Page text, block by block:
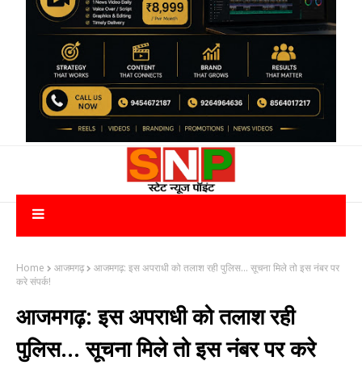
Home आजमगढ़
आजमगढ़: इस अपराधी को तलाश रही पुलिस... सूचना मिले तो इस नंबर पर
करे संपर्क!
आजमगढ़: इस अपराधी को तलाश रही
पुलिस... सूचना मिले तो इस नंबर पर करे